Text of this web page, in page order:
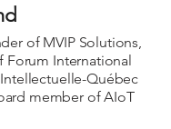
of MVIP Solutions,
Forum International
Québec
member of AIoT